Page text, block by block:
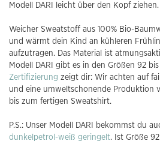
Modell DARI leicht über den Kopf ziehen.
Weicher Sweatstoff aus 100% Bio-
und wärmt dein Kind an kühleren
aufzutragen. Das Material ist
Modell DARI gibt es in den Größen 92 bis
Zertifizierung zeigt dir: Wir achten auf
und eine umweltschonende Produktion
bis zum fertigen Sweatshirt.
P.S.: Unser Modell DARI bekommst du
dunkelpetrol-weiß geringelt. Ist Größe